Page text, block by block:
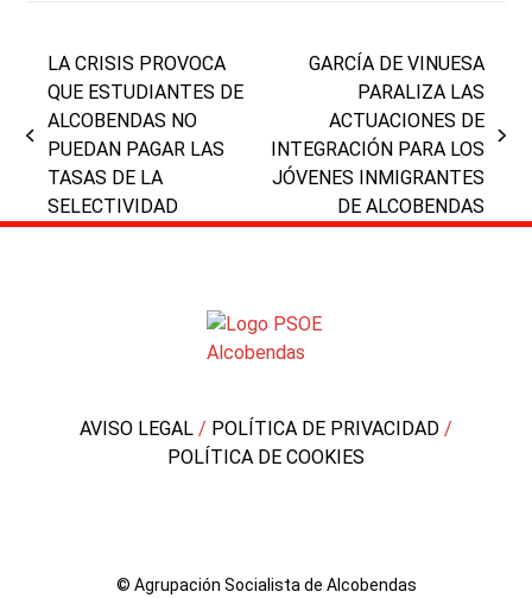
previous
post:
LA CRISIS PROVOCA
QUE ESTUDIANTES DE
ALCOBENDAS NO
PUEDAN PAGAR LAS
TASAS DE LA
SELECTIVIDAD
next
post:
GARCÍA DE VINUESA
PARALIZA LAS
ACTUACIONES DE
INTEGRACIÓN PARA LOS
JÓVENES INMIGRANTES
DE ALCOBENDAS
AVISO LEGAL / POLÍTICA DE PRIVACIDAD /
POLÍTICA DE COOKIES
© Agrupación Socialista de Alcobendas